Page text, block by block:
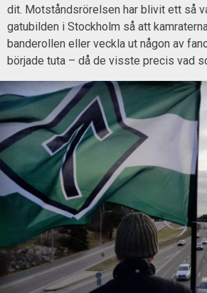
dit. Motståndsrörelsen har blivit ett så
gatubilden i Stockholm så att
banderollen eller veckla ut någon av
började tuta – då de visste precis vad